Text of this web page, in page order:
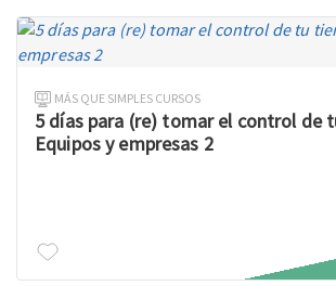
MÁS QUE SIMPLES CURSOS
5 días para (re) tomar el control de
Equipos y empresas 2